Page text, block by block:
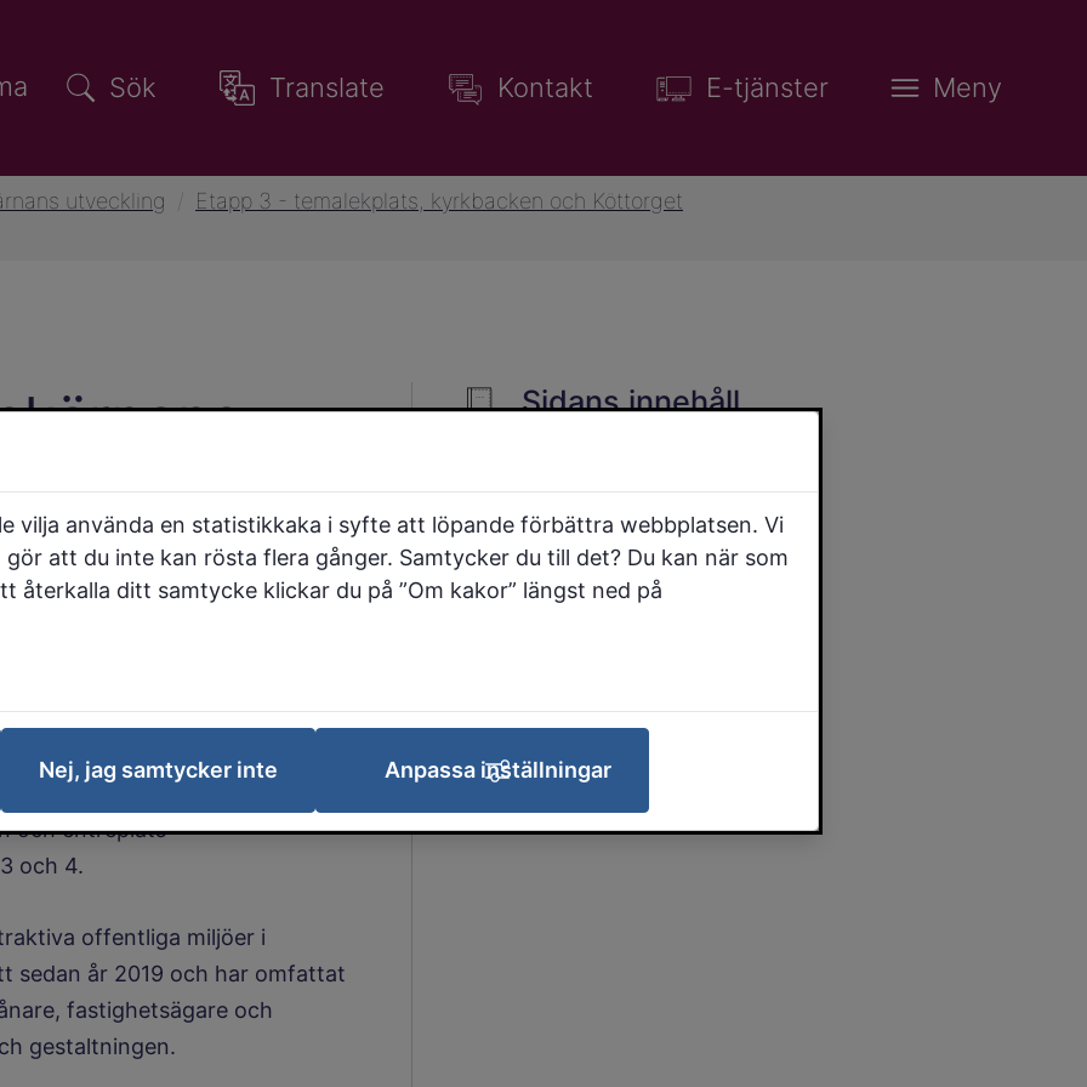
Sök Translate Kontakt E-tjänster Meny
utveckling
Etapp 3 - temalekplats, kyrkbacken och Köttorget
är att koppla
kyrka genom
fler mötesplatser i
ombyggnation av entréplats
och entréplats
och 4.
offentliga miljöer i
sedan år 2019 och har omfattat
fastighetsägare och
gestaltningen.
Sidans innehåll
vilja använda en statistikkaka i syfte att löpande förbättra webbplatsen. Vi
att du inte kan rösta flera gånger. Samtycker du till det? Du kan när som
återkalla ditt samtycke klickar du på ”Om kakor” längst ned på
Nej, jag samtycker inte Anpassa inställningar